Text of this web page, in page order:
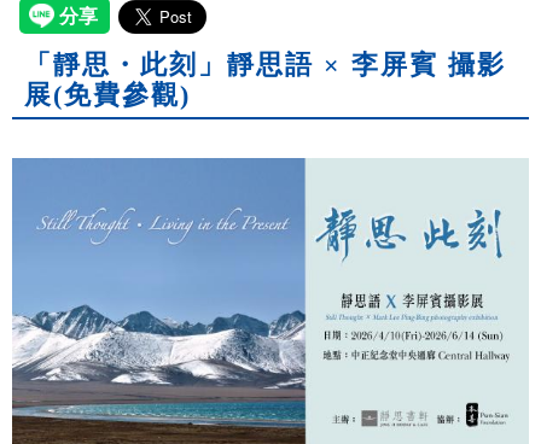
「靜思・此刻」靜思語 × 李屏賓 攝影
展(免費參觀)